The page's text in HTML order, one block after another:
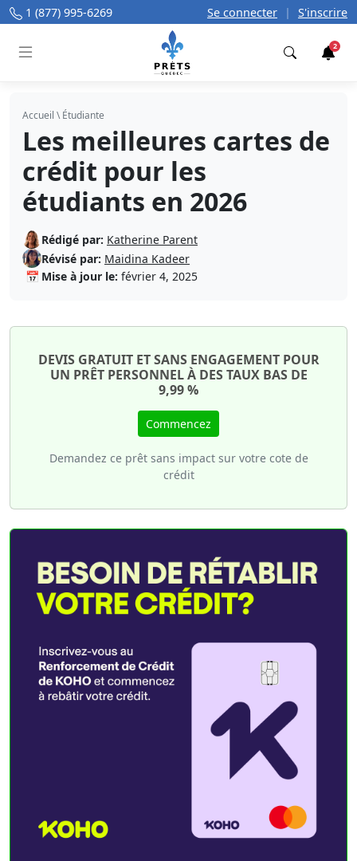
1 (877) 995-6269 Se connecter | S'inscrire
2
Accueil \Étudiante
Les meilleures cartes de
crédit pour les
étudiants en 2026
Rédigé par: Katherine Parent
Révisé par: Maidina Kadeer
📅 Mise à jour le: février 4, 2025
DEVIS GRATUIT ET SANS ENGAGEMENT POUR
UN PRÊT PERSONNEL À DES TAUX BAS DE
9,99 %
Commencez
Demandez ce prêt sans impact sur votre cote de
crédit